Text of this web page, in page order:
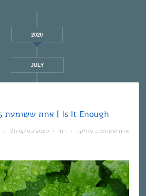
2020
JULY
אחת ששומעת #415 | 14/5/20 | Is It Enough
• On 14/05/2020 • In אחת ששומעת, מוזיקה •
1